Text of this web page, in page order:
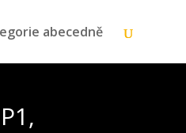
abecedně